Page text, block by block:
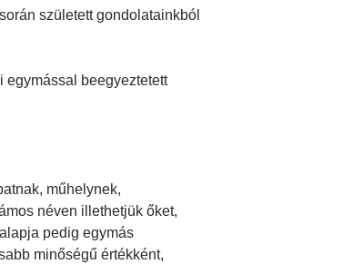
született gondolatainkból
egymással beegyeztetett
műhelynek,
néven illethetjük őket,
pedig egymás
minőségű értékként,